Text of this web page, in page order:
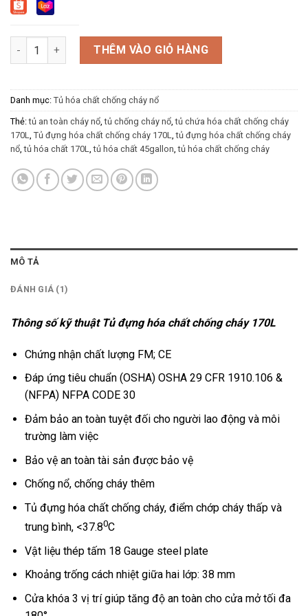
Tủ đựng hóa chất chống cháy 170L số lượng
THÊM VÀO GIỎ HÀNG
Danh mục: Tủ hóa chất chống cháy nổ
Thẻ:tủ an toàn cháy nổ,tủ chống cháy nổ,tủ chứa hóa chất chống cháy
170L, Tủ đựng hóa chất chống cháy 170L,tủ đựng hóa chất chống cháy
nổ,tủ hóa chất 170L,tủ hóa chất 45gallon,tủ hóa chất chống cháy
MÔ TẢ
ĐÁNH GIÁ (1)
Thông số kỹ thuật Tủ đựng hóa chất chống cháy 170L
Chứng nhận chất lượng FM; CE
Đáp ứng tiêu chuẩn (OSHA) OSHA 29 CFR 1910.106 &
(NFPA) NFPA CODE 30
Đảm bảo an toàn tuyệt đối cho người lao động và môi
trường làm việc
Bảo vệ an toàn tài sản được bảo vệ
Chống nổ, chống cháy thêm
Tủ đựng hóa chất chống cháy, điểm chớp cháy thấp và
trung bình, <37.80C
Vật liệu thép tấm 18 Gauge steel plate
Khoảng trống cách nhiệt giữa hai lớp: 38 mm
Cửa khóa 3 vị trí giúp tăng độ an toàn cho cửa mở tối đa